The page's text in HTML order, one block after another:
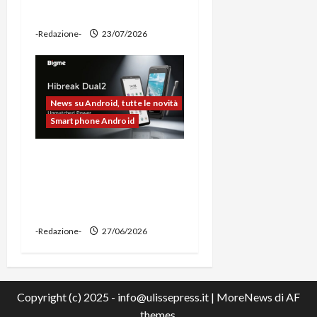
-Redazione- 23/07/2026
News su Android, tutte le novità
Smartphone Android
-Redazione- 27/06/2026
Copyright (c) 2025 - info@ulissepress.it | MoreNews di AF
themes.